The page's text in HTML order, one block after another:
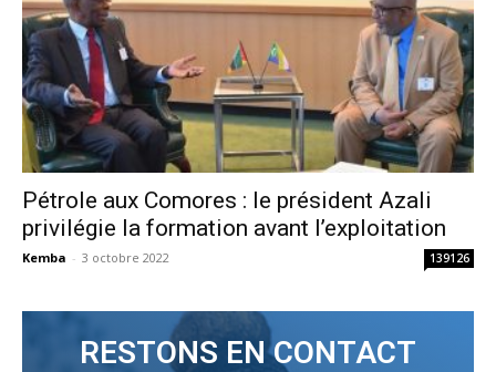
Pétrole aux Comores : le président Azali
privilégie la formation avant l’exploitation
Kemba - 3 octobre 2022 139126
RESTONS EN CONTACT